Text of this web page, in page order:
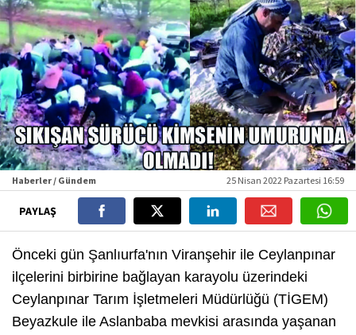
Haberler / Gündem 25 Nisan 2022 Pazartesi 16:59
PAYLAŞ
Önceki gün Şanlıurfa'nın Viranşehir ile Ceylanpınar
ilçelerini birbirine bağlayan karayolu üzerindeki
Ceylanpınar Tarım İşletmeleri Müdürlüğü (TİGEM)
Beyazkule ile Aslanbaba mevkisi arasında yaşanan